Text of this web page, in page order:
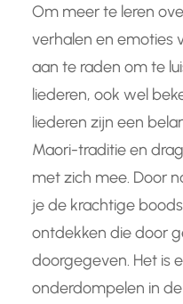
Om meer te leren
verhalen en emoties
aan te raden om te
liederen, ook wel
liederen zijn een
Maori-traditie en
met zich mee. Door
je de krachtige
ontdekken die door
doorgegeven. Het is
onderdompelen in